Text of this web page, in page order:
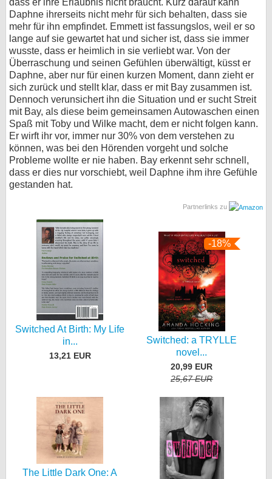
dass er ihre Erlaubnis nicht braucht. Kurz darauf kann
Daphne ihrerseits nicht mehr für sich behalten, dass sie
mehr für ihn empfindet. Emmett ist fassungslos, weil er so
lange auf sie gewartet hat und sicher ist, dass sie immer
wusste, dass er heimlich in sie verliebt war. Von der
Überraschung und seinen Gefühlen überwältigt, küsst er
Daphne, aber nur für einen kurzen Moment, dann zieht er
sich zurück und stellt klar, dass er mit Bay zusammen ist.
Dennoch verunsichert ihn die Situation und er sucht Streit
mit Bay, als diese beim gemeinsamen Autowaschen einen
Spaß mit Toby und Wilke macht, dem er nicht folgen kann.
Er wirft ihr vor, immer nur 30% von dem verstehen zu
können, was bei den Hörenden vorgeht und solche
Probleme wollte er nie haben. Bay erkennt sehr schnell,
dass er dies nur vorschiebt, weil Daphne ihm ihre Gefühle
gestanden hat.
Partnerlinks zu
Switched At Birth: My Life
in...
13,21 EUR
-18%
Switched: a TRYLLE
novel...
20,99 EUR
25,67 EUR
The Little Dark One: A